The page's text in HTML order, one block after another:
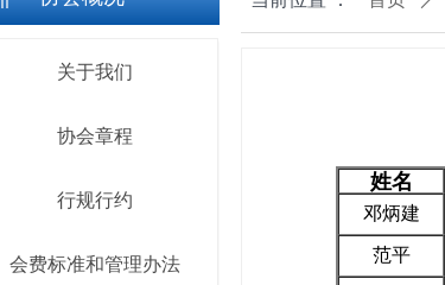
关于我们
协会章程
行规行约
会费标准和管理办法
姓名
邓炳建
范平